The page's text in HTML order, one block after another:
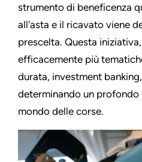
strumento di beneficenza
all'asta e il ricavato viene
prescelta. Questa
efficacemente più
durata, investment
determinando un
mondo delle corse.